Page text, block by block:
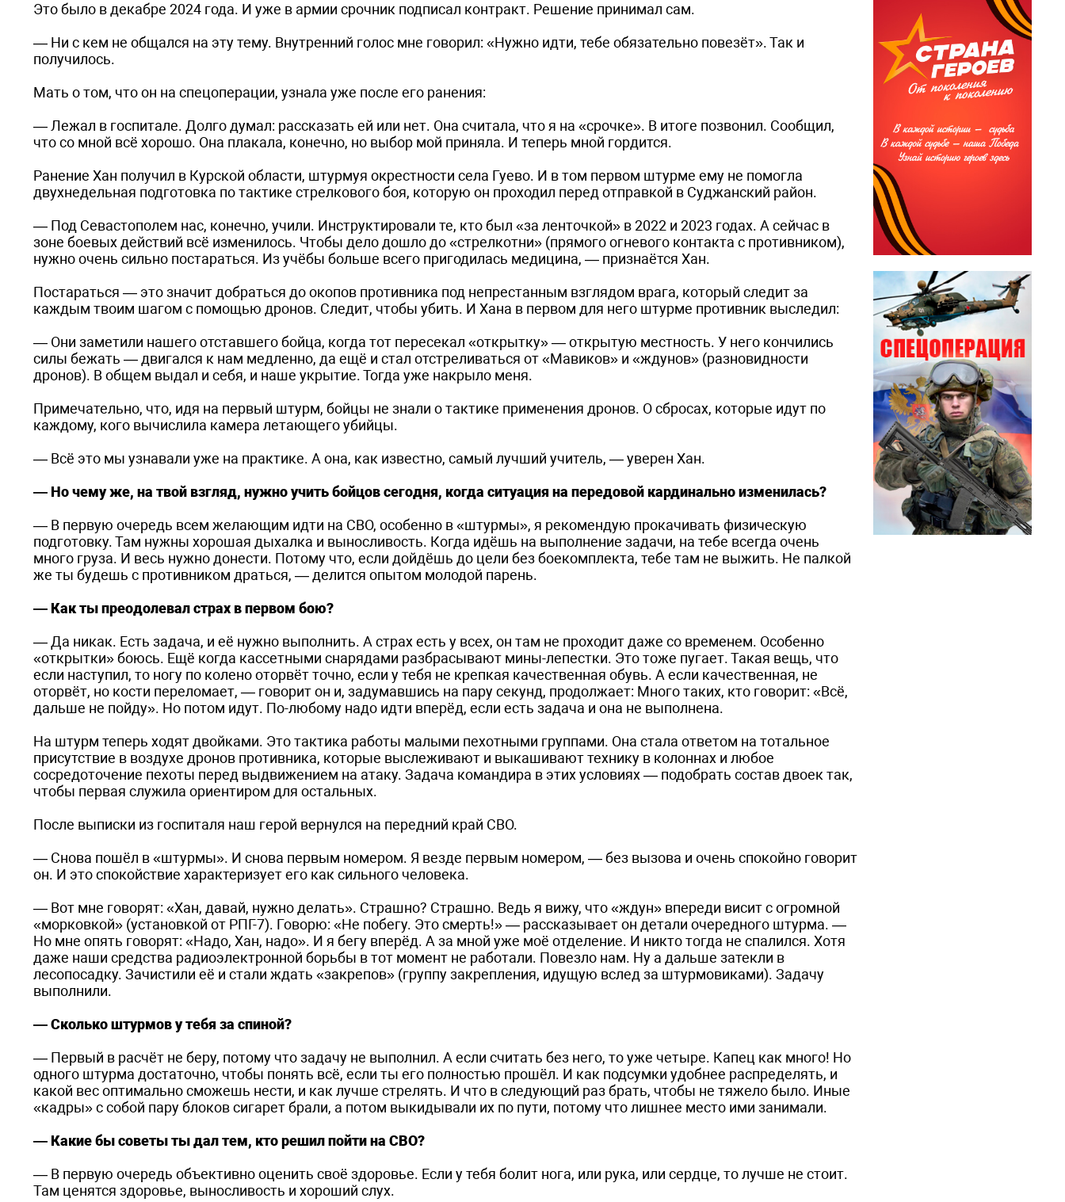
Это было в декабре 2024 года. И уже в армии срочник подписал контракт. Решение принимал сам.
— Ни с кем не общался на эту тему. Внутренний голос мне говорил: «Нужно идти, тебе обязательно повезёт». Так и
получилось.
Мать о том, что он на спецоперации, узнала уже после его ранения:
— Лежал в госпитале. Долго думал: рассказать ей или нет. Она считала, что я на «срочке». В итоге позвонил. Сообщил,
что со мной всё хорошо. Она плакала, конечно, но выбор мой приняла. И теперь мной гордится.
Ранение Хан получил в Курской области, штурмуя окрестности села Гуево. И в том первом штурме ему не помогла
двухнедельная подготовка по тактике стрелкового боя, которую он проходил перед отправкой в Суджанский район.
— Под Севастополем нас, конечно, учили. Инструктировали те, кто был «за ленточкой» в 2022 и 2023 годах. А сейчас в
зоне боевых действий всё изменилось. Чтобы дело дошло до «стрелкотни» (прямого огневого контакта с противником),
нужно очень сильно постараться. Из учёбы больше всего пригодилась медицина, — признаётся Хан.
Постараться — это значит добраться до окопов противника под непрестанным взглядом врага, который следит за
каждым твоим шагом с помощью дронов. Следит, чтобы убить. И Хана в первом для него штурме противник выследил:
— Они заметили нашего отставшего бойца, когда тот пересекал «открытку» — открытую местность. У него кончились
силы бежать — двигался к нам медленно, да ещё и стал отстреливаться от «Мавиков» и «ждунов» (разновидности
дронов). В общем выдал и себя, и наше укрытие. Тогда уже накрыло меня.
Примечательно, что, идя на первый штурм, бойцы не знали о тактике применения дронов. О сбросах, которые идут по
каждому, кого вычислила камера летающего убийцы.
— Всё это мы узнавали уже на практике. А она, как известно, самый лучший учитель, — уверен Хан.
— Но чему же, на твой взгляд, нужно учить бойцов сегодня, когда ситуация на передовой кардинально изменилась?
— В первую очередь всем желающим идти на СВО, особенно в «штурмы», я рекомендую прокачивать физическую
подготовку. Там нужны хорошая дыхалка и выносливость. Когда идёшь на выполнение задачи, на тебе всегда очень
много груза. И весь нужно донести. Потому что, если дойдёшь до цели без боекомплекта, тебе там не выжить. Не палкой
же ты будешь с противником драться, — делится опытом молодой парень.
— Как ты преодолевал страх в первом бою?
— Да никак. Есть задача, и её нужно выполнить. А страх есть у всех, он там не проходит даже со временем. Особенно
«открытки» боюсь. Ещё когда кассетными снарядами разбрасывают мины-лепестки. Это тоже пугает. Такая вещь, что
если наступил, то ногу по колено оторвёт точно, если у тебя не крепкая качественная обувь. А если качественная, не
оторвёт, но кости переломает, — говорит он и, задумавшись на пару секунд, продолжает: Много таких, кто говорит: «Всё,
дальше не пойду». Но потом идут. По-любому надо идти вперёд, если есть задача и она не выполнена.
На штурм теперь ходят двойками. Это тактика работы малыми пехотными группами. Она стала ответом на тотальное
присутствие в воздухе дронов противника, которые выслеживают и выкашивают технику в колоннах и любое
сосредоточение пехоты перед выдвижением на атаку. Задача командира в этих условиях — подобрать состав двоек так,
чтобы первая служила ориентиром для остальных.
После выписки из госпиталя наш герой вернулся на передний край СВО.
— Снова пошёл в «штурмы». И снова первым номером. Я везде первым номером, — без вызова и очень спокойно говорит
он. И это спокойствие характеризует его как сильного человека.
— Вот мне говорят: «Хан, давай, нужно делать». Страшно? Страшно. Ведь я вижу, что «ждун» впереди висит с огромной
«морковкой» (установкой от РПГ-7). Говорю: «Не побегу. Это смерть!» — рассказывает он детали очередного штурма. —
Но мне опять говорят: «Надо, Хан, надо». И я бегу вперёд. А за мной уже моё отделение. И никто тогда не спалился. Хотя
даже наши средства радиоэлектронной борьбы в тот момент не работали. Повезло нам. Ну а дальше затекли в
лесопосадку. Зачистили её и стали ждать «закрепов» (группу закрепления, идущую вслед за штурмовиками). Задачу
выполнили.
— Сколько штурмов у тебя за спиной?
— Первый в расчёт не беру, потому что задачу не выполнил. А если считать без него, то уже четыре. Капец как много! Но
одного штурма достаточно, чтобы понять всё, если ты его полностью прошёл. И как подсумки удобнее распределять, и
какой вес оптимально сможешь нести, и как лучше стрелять. И что в следующий раз брать, чтобы не тяжело было. Иные
«кадры» с собой пару блоков сигарет брали, а потом выкидывали их по пути, потому что лишнее место ими занимали.
— Какие бы советы ты дал тем, кто решил пойти на СВО?
— В первую очередь объективно оценить своё здоровье. Если у тебя болит нога, или рука, или сердце, то лучше не стоит.
Там ценятся здоровье, выносливость и хороший слух.